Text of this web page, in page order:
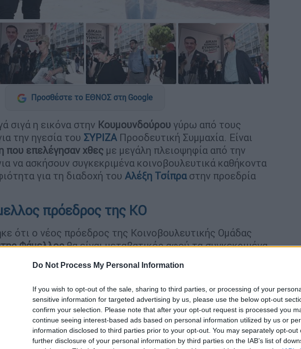
Do Not Process My Personal Information
If you wish to opt-out of the sale, sharing to third parties, or processing of your
sensitive information for targeted advertising by us, please use the below opt-out
confirm your selection. Please note that after your opt-out request is processed you
continue seeing interest-based ads based on personal information utilized by us or
information disclosed to third parties prior to your opt-out. You may separately opt-out
further disclosure of your personal information by third parties on the IAB’s list of
Προσθέστε το ΕΘΝΟΣ στη Google
σιγά η εικόνα στην Κουμουνδούρου γύρω από τους
την ηγεσία του ΣΥΡΙΖΑ Προοδευτική Συμμαχία. Είναι
που επελέγησαν χθες με μεγάλη πλειοψηφία από την
να ασκήσουν συγκεκριμένα κοινοβουλευτικά καθήκοντα
για τη διαδοχή του Αλέξη Τσίπρα στην προεδρία
πρόεδρος της ΚΟ
ότι ο νέος πρόεδρος της Κοινοβουλευτικής Ομάδας
Φάμελλοςθα είναι μεταβατικός αφού τα συγκεκριμένα
η
αρχέςΣεπτεμβρίου
ανασυγκρότησης του ΣΥΡΙΖΑ και οι κρίσιμες